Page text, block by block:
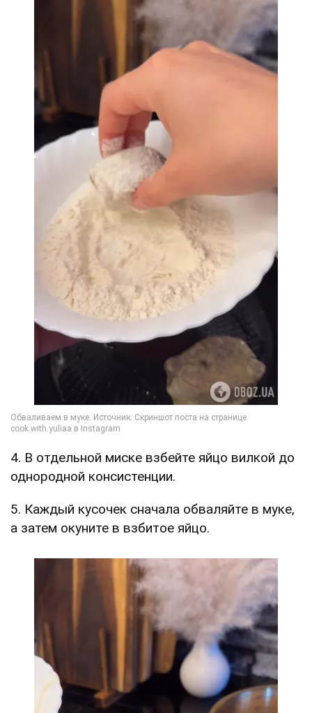
4. В отдельной миске взбейте яйцо вилкой до
однородной консистенции.
5. Каждый кусочек сначала обваляйте в муке,
а затем окуните в взбитое яйцо.